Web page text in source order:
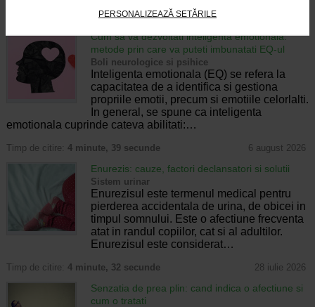
PERSONALIZEAZĂ SETĂRILE
CELE MAI RECENTE ARTICOLE
Cum sa va dezvoltati inteligenta emotionala:
metode prin care va puteti imbunatati EQ-ul
Boli neurologice si psihice
Inteligenta emotionala (EQ) se refera la
capacitatea de a identifica si gestiona
propriile emotii, precum si emotiile celorlalti.
In general, se spune ca inteligenta
emotionala cuprinde cateva abilitati:…
Timp de citire: 4 minute, 39 secunde 6 august 2026
Enurezis: cauze, factori declansatori si solutii
Sistem urinar
Enurezisul este termenul medical pentru
pierderea accidentala de urina, de obicei in
timpul somnului. Este o afectiune frecventa
atat in randul copiilor, cat si al adultilor.
Enurezisul este considerat…
Timp de citire: 4 minute, 32 secunde 28 iulie 2026
Senzatia de prea plin: cand indica o afectiune si
cum o tratati